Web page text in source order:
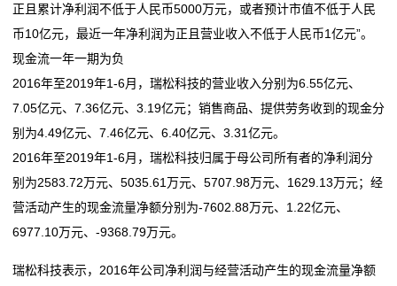
正且累计净利润不低于人民币5000万元，或者预计市值不低于人民
币10亿元，最近一年净利润为正且营业收入不低于人民币1亿元”。
现金流一年一期为负
2016年至2019年1-6月，瑞松科技的营业收入分别为6.55亿元、
7.05亿元、7.36亿元、3.19亿元；销售商品、提供劳务收到的现金分
别为4.49亿元、7.46亿元、6.40亿元、3.31亿元。
2016年至2019年1-6月，瑞松科技归属于母公司所有者的净利润分
别为2583.72万元、5035.61万元、5707.98万元、1629.13万元；经
营活动产生的现金流量净额分别为-7602.88万元、1.22亿元、
6977.10万元、-9368.79万元。
瑞松科技表示，2016年公司净利润与经营活动产生的现金流量净额